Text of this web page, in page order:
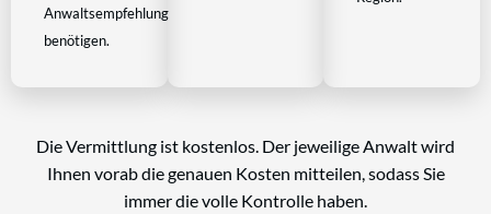
Anwaltsempfehlung
benötigen.
Die Vermittlung ist kostenlos. Der jeweilige Anwalt wird
Ihnen vorab die genauen Kosten mitteilen, sodass Sie
immer die volle Kontrolle haben.